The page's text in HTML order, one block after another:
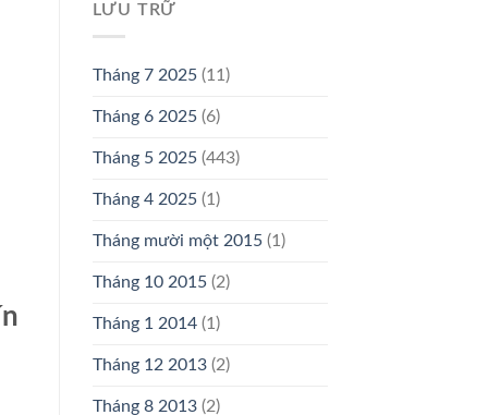
LƯU TRỮ
Tháng 7 2025(11)
Tháng 6 2025(6)
Tháng 5 2025(443)
Tháng 4 2025(1)
Tháng mười một 2015(1)
Tháng 10 2015(2)
Tháng 1 2014(1)
Tháng 12 2013(2)
Tháng 8 2013(2)